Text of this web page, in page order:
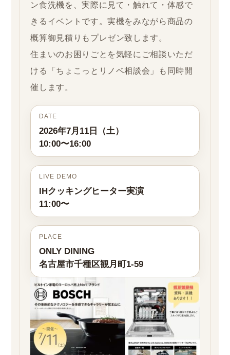
ン食洗機を、実際に見て・触れて・体感で
きるイベントです。実機をみながら商品の
概算御見積りもプレゼン致します。
住まいのお困りごとを気軽にご相談いただ
ける「ちょこっとリノベ相談会」も同時開
催します。
DATE
2026年7月11日（土）
10:00〜16:00
LIVE DEMO
IHクッキングヒーター実演
11:00〜
PLACE
ONLY DINING
名古屋市千種区観月町1-59